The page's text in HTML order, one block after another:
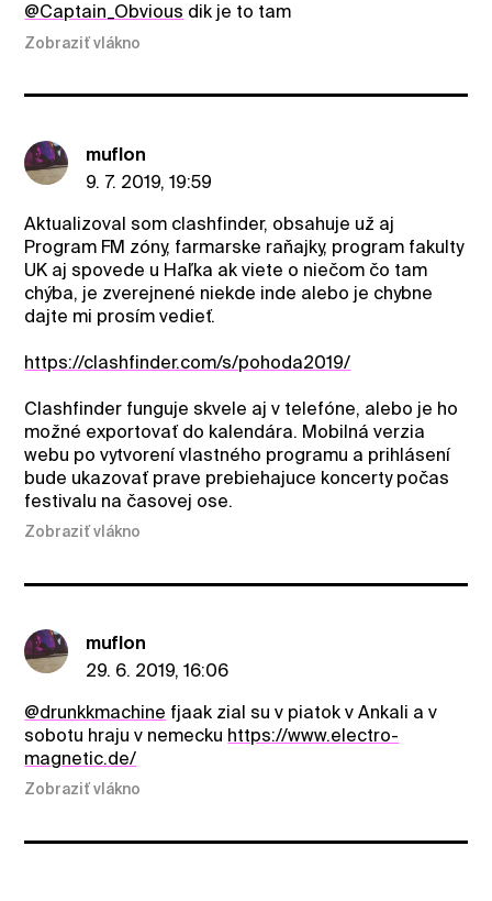
@Captain_Obvious dik je to tam
Zobraziť vlákno
muflon
9. 7. 2019, 19:59
Aktualizoval som clashfinder, obsahuje už aj
Program FM zóny, farmarske raňajky, program fakulty
UK aj spovede u Haľka ak viete o niečom čo tam
chýba, je zverejnené niekde inde alebo je chybne
dajte mi prosím vedieť.
https://clashfinder.com/s/pohoda2019/
Clashfinder funguje skvele aj v telefóne, alebo je ho
možné exportovať do kalendára. Mobilná verzia
webu po vytvorení vlastného programu a prihlásení
bude ukazovať prave prebiehajuce koncerty počas
festivalu na časovej ose.
Zobraziť vlákno
muflon
29. 6. 2019, 16:06
@drunkkmachine fjaak zial su v piatok v Ankali a v
sobotu hraju v nemecku https://www.electro-
magnetic.de/
Zobraziť vlákno